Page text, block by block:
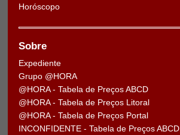
Horóscopo
Sobre
Expediente
Grupo @HORA
@HORA - Tabela de Preços ABCD
@HORA - Tabela de Preços Litoral
@HORA - Tabela de Preços Portal
INCONFIDENTE - Tabela de Preços ABCD